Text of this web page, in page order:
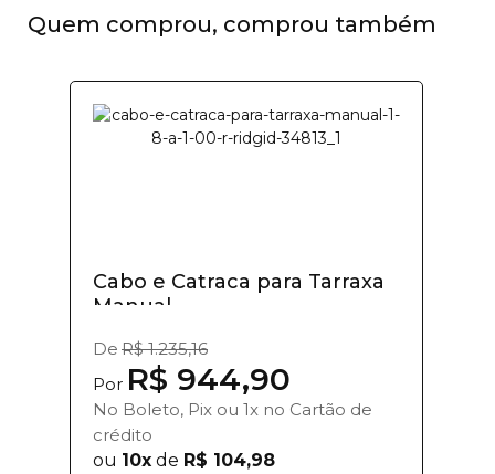
Quem comprou, comprou também
Cabo e Catraca para Tarraxa
Manual -...
De R$ 1.235,16
Por R$ 944,90
No Boleto, Pix ou 1x no Cartão de
crédito
ou 10x de R$ 104,98